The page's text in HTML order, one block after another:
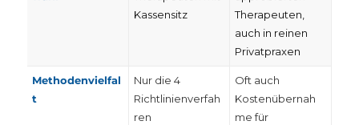
Kassensitz
Therapeuten,
auch in reinen
Privatpraxen
Methodenvielfal
t
Nur die 4
Richtlinienverfah
ren
Oft auch
Kostenübernah
me für